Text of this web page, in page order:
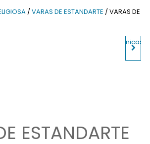
/VARAS DE ESTANDARTE / VARAS DE
ESTANDARTE